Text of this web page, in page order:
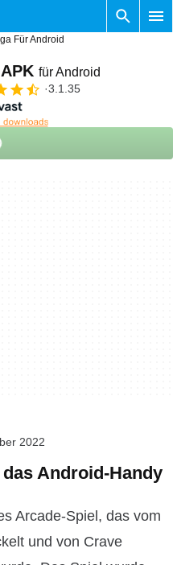
Für Android
für Android
3.1.35
2022
Android-Handy
Arcade-Spiel, das vom
und von Crave